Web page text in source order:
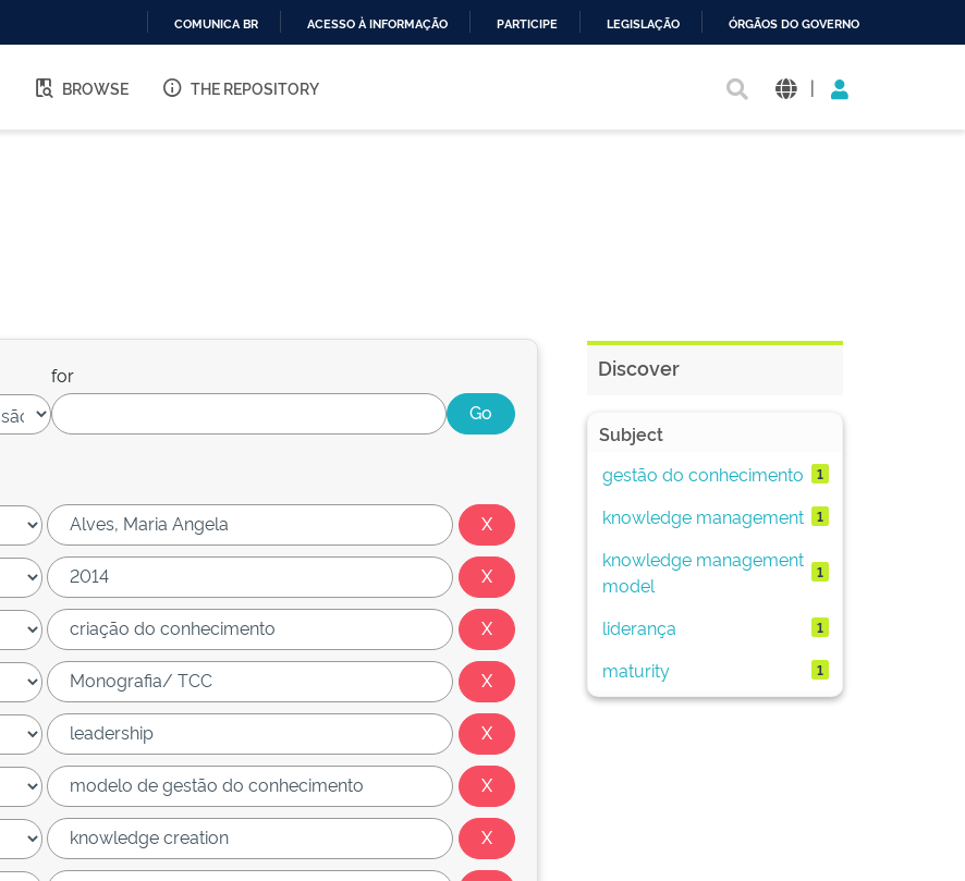
O
COMUNICA BR ACESSO À INFORMAÇÃO PARTICIPE LEGISLAÇÃO ÓRGÃOS DO GOVERNO
BROWSE THE REPOSITORY |
for Discover
Subject
gestão do conhecimento
1
knowledge management 1
knowledge management
model
1
liderança 1
maturity 1